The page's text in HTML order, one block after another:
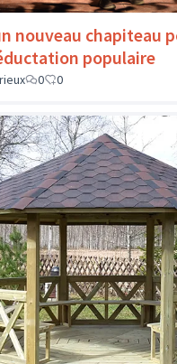
nouveau chapiteau
populaire
0 0